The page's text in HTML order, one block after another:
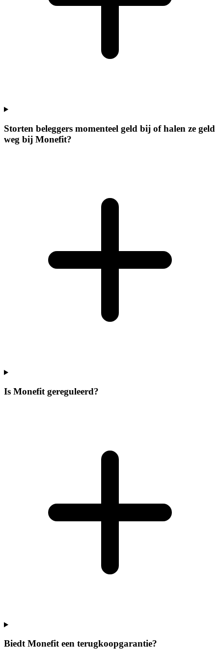
Storten beleggers momenteel geld bij of halen ze geld
weg bij Monefit?
Is Monefit gereguleerd?
Biedt Monefit een terugkoopgarantie?